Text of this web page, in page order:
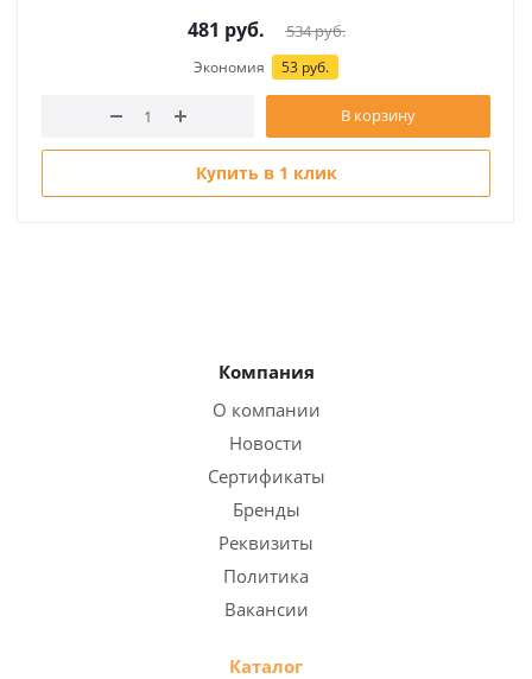
481 руб. 534руб.
Экономия 53 руб.
В корзину
Купить в 1 клик
Компания
О компании
Новости
Сертификаты
Бренды
Реквизиты
Политика
Вакансии
Каталог